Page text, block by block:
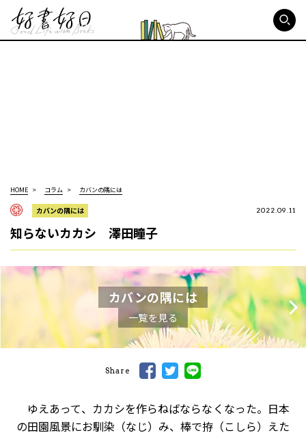
HOME コラム カバンの隅には
カバンの隅には 2022.09.11
知らないカカシ 澤田瞳子
カバンの隅には
一覧を見る
Share
ゆえあって、カカシを作らねばならなくなった。日本
の田園風景にお馴染（なじ）み、棒で拵（こしら）えた